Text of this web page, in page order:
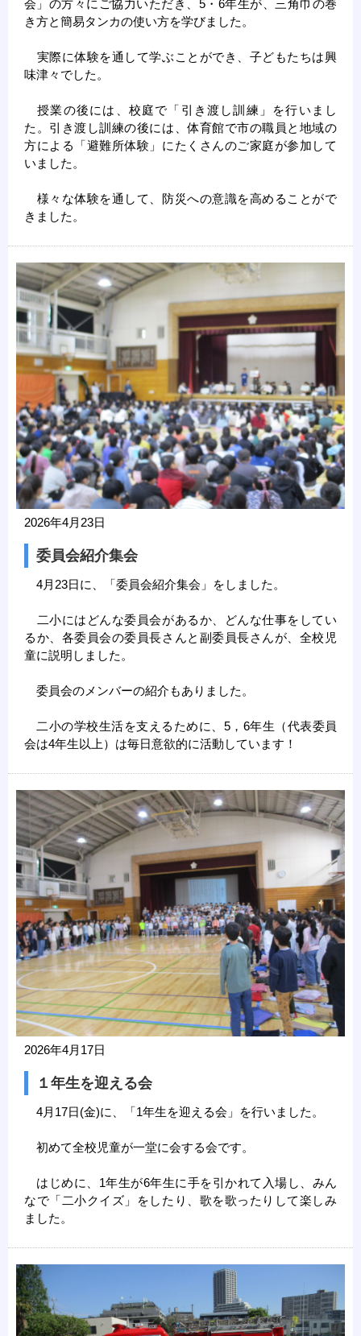
会」の方々にご協力いただき、5・6年生が、三角巾の巻
き方と簡易タンカの使い方を学びました。
実際に体験を通して学ぶことができ、子どもたちは興
味津々でした。
授業の後には、校庭で「引き渡し訓練」を行いまし
た。引き渡し訓練の後には、体育館で市の職員と地域の
方による「避難所体験」にたくさんのご家庭が参加して
いました。
様々な体験を通して、防災への意識を高めることがで
きました。
2026年4月23日
委員会紹介集会
4月23日に、「委員会紹介集会」をしました。
二小にはどんな委員会があるか、どんな仕事をしてい
るか、各委員会の委員長さんと副委員長さんが、全校児
童に説明しました。
委員会のメンバーの紹介もありました。
二小の学校生活を支えるために、5，6年生（代表委員
会は4年生以上）は毎日意欲的に活動しています！
2026年4月17日
１年生を迎える会
4月17日(金)に、「1年生を迎える会」を行いました。
初めて全校児童が一堂に会する会です。
はじめに、1年生が6年生に手を引かれて入場し、みん
なで「二小クイズ」をしたり、歌を歌ったりして楽しみ
ました。